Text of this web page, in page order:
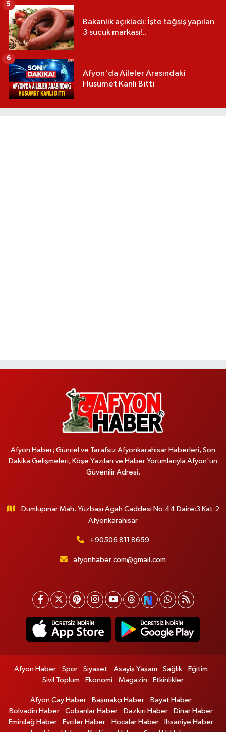
Bakanlık açıkladı: İşte tağşiş yapılan
3 sucuk markası!..
5
Afyon'da Aileler Arasındaki
Husumet Kanlı Bitti
6
Afyon Haber; Güncel ve Tarafsız Afyonkarahisar Haberleri, Son
Dakika Gelişmeleri, Köşe Yazıları ve Haber Yorumlarıyla Afyon'un
Güvenilir Adresi.
Dumlupınar Mah. Yüzbaşı Agah Caddesi No:44 Daire:3 Kat:2
Afyonkarahisar
+90506 811 8659
afyonhaber.com@gmail.com
Afyon Haber Spor Siyaset Asayiş Yaşam Sağlık
Eğitim
Sivil Toplum
Ekonomi Magazin Etkinlikler
Afyon Çay Haber Başmakçı Haber
Bayat Haber
Bolvadin Haber
Çobanlar Haber Dazkırı Haber
Dinar Haber
Emirdağ Haber
Evciler Haber Hocalar Haber
İhsaniye Haber